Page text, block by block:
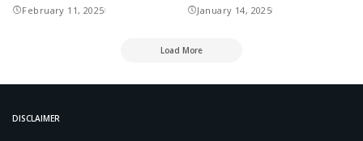
February 11, 2025 January 14, 2025
Load More
DISCLAIMER